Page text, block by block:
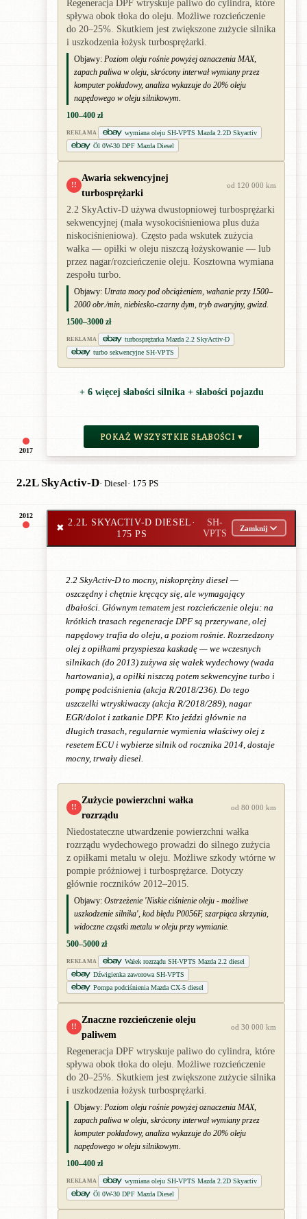
2017
Regeneracja DPF wtryskuje paliwo do cylindra, które
spływa obok tłoka do oleju. Możliwe rozcieńczenie
do 20–25%. Skutkiem jest zwiększone zużycie silnika
i uszkodzenia łożysk turbosprężarki.
Objawy: Poziom oleju rośnie powyżej oznaczenia MAX,
zapach paliwa w oleju, skrócony interwał wymiany przez
komputer pokładowy, analiza wykazuje do 20% oleju
napędowego w oleju silnikowym.
100–400 zł
REKLAMA
wymiana oleju SH-VPTS Mazda 2.2D Skyactiv
Öl 0W-30 DPF Mazda Diesel
!!
Awaria sekwencyjnej
turbosprężarki
od 120 000 km
2.2 SkyActiv-D używa dwustopniowej turbosprężarki
sekwencyjnej (mała wysokociśnieniowa plus duża
niskociśnieniowa). Często pada wskutek zużycia
wałka — opiłki w oleju niszczą łożyskowanie — lub
przez nagar/rozcieńczenie oleju. Kosztowna wymiana
zespołu turbo.
Objawy: Utrata mocy pod obciążeniem, wahanie przy 1500–
2000 obr./min, niebiesko-czarny dym, tryb awaryjny, gwizd.
1500–3000 zł
REKLAMA
turbosprężarka Mazda 2.2 SkyActiv-D
turbo sekwencyjne SH-VPTS
+ 6 więcej słabości silnika + słabości pojazdu
POKAŻ WSZYSTKIE SŁABOŚCI ▾
2.2L SkyActiv-D· Diesel· 175 PS
2012
✖
2.2L SKYACTIV-D DIESEL·
175 PS
SH-
VPTS
Zamknij
2.2 SkyActiv-D to mocny, niskoprężny diesel —
oszczędny i chętnie kręcący się, ale wymagający
dbałości. Głównym tematem jest rozcieńczenie oleju: na
krótkich trasach regeneracje DPF są przerywane, olej
napędowy trafia do oleju, a poziom rośnie. Rozrzedzony
olej z opiłkami przyspiesza kaskadę — we wczesnych
silnikach (do 2013) zużywa się wałek wydechowy (wada
hartowania), a opiłki niszczą potem sekwencyjne turbo i
pompę podciśnienia (akcja R/2018/236). Do tego
uszczelki wtryskiwaczy (akcja R/2018/289), nagar
EGR/dolot i zatkanie DPF. Kto jeździ głównie na
długich trasach, regularnie wymienia właściwy olej z
resetem ECU i wybierze silnik od rocznika 2014, dostaje
mocny, trwały diesel.
!!
Zużycie powierzchni wałka
rozrządu
od 80 000 km
Niedostateczne utwardzenie powierzchni wałka
rozrządu wydechowego prowadzi do silnego zużycia
z opiłkami metalu w oleju. Możliwe szkody wtórne w
pompie próżniowej i turbosprężarce. Dotyczy
głównie roczników 2012–2015.
Objawy: Ostrzeżenie 'Niskie ciśnienie oleju - możliwe
uszkodzenie silnika', kod błędu P0056F, szarpiąca skrzynia,
widoczne cząstki metalu w oleju przy wymianie.
500–5000 zł
REKLAMA
Wałek rozrządu SH-VPTS Mazda 2.2 diesel
Dźwigienka zaworowa SH-VPTS
Pompa podciśnienia Mazda CX-5 diesel
!!
Znaczne rozcieńczenie oleju
paliwem
od 30 000 km
Regeneracja DPF wtryskuje paliwo do cylindra, które
spływa obok tłoka do oleju. Możliwe rozcieńczenie
do 20–25%. Skutkiem jest zwiększone zużycie silnika
i uszkodzenia łożysk turbosprężarki.
Objawy: Poziom oleju rośnie powyżej oznaczenia MAX,
zapach paliwa w oleju, skrócony interwał wymiany przez
komputer pokładowy, analiza wykazuje do 20% oleju
napędowego w oleju silnikowym.
100–400 zł
REKLAMA
wymiana oleju SH-VPTS Mazda 2.2D Skyactiv
Öl 0W-30 DPF Mazda Diesel